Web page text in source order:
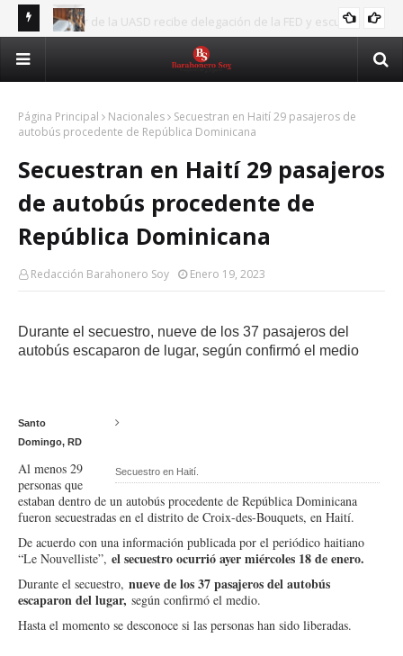
Rector de la UASD recibe delegación de la FED y escucha
principales demandas estudiantiles
ASJANA
Nuevo Código Penal fortalece la protección de las mujeres,
niños y víctimas de violencia
Página Principal Nacionales
Secuestran en Haití 29 pasajeros de
autobús procedente de República Dominicana
Secuestran en Haití 29 pasajeros
de autobús procedente de
República Dominicana
Redacción Barahonero Soy Enero 19, 2023
Durante el secuestro, nueve de los 37 pasajeros del
autobús escaparon de lugar, según confirmó el medio
Secuestro en Haití.
Santo
Domingo, RD
Al menos 29
personas que
estaban dentro de un autobús procedente de República Dominicana
fueron secuestradas en el distrito de Croix-des-Bouquets, en Haití.
De acuerdo con una información publicada por el periódico haitiano
“Le Nouvelliste”, el secuestro ocurrió ayer miércoles 18 de enero.
Durante el secuestro, nueve de los 37 pasajeros del autobús
escaparon del lugar, según confirmó el medio.
Hasta el momento se desconoce si las personas han sido liberadas.